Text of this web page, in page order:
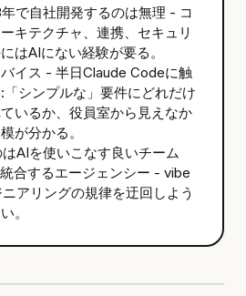
で自社開発するのは無理 - コ
キテクチャ、連携、セキュリ
はAIにない経験が要る。
イス - 半日Claude Codeに触
「シンプルな」要件にどれだけ
いるか、役員室から見えなか
が分かる。
AIを使いこなす良いチーム
合するエージェンシー - vibe
アリングの規律を迂回しよう
。